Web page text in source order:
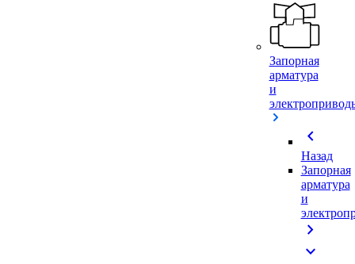
Запорная
арматура
и
chevron_left
Назад
Запорная
арматура
и
chevron_right
expand_more